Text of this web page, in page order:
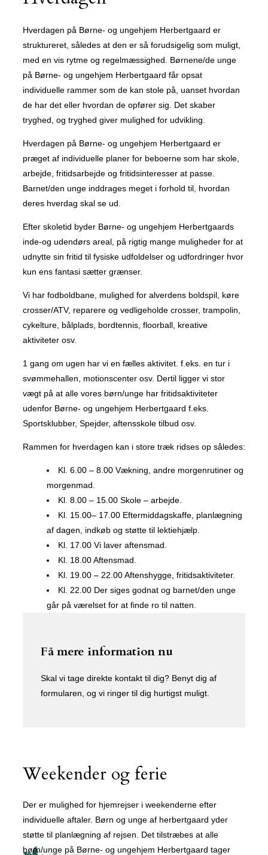
Hverdagen på Børne- og ungehjem Herbertgaard er
struktureret, således at den er så forudsigelig som muligt,
med en vis rytme og regelmæssighed. Børnene/de unge
på Børne- og ungehjem Herbertgaard får opsat
individuelle rammer som de kan stole på, uanset hvordan
de har det eller hvordan de opfører sig. Det skaber
tryghed, og tryghed giver mulighed for udvikling.
Hverdagen på Børne- og ungehjem Herbertgaard er
præget af individuelle planer for beboerne som har skole,
arbejde, fritidsarbejde og fritidsinteresser at passe.
Barnet/den unge inddrages meget i forhold til, hvordan
deres hverdag skal se ud.
Efter skoletid byder Børne- og ungehjem Herbertgaards
inde-og udendørs areal, på rigtig mange muligheder for at
udnytte sin fritid til fysiske udfoldelser og udfordringer hvor
kun ens fantasi sætter grænser.
Vi har fodboldbane, mulighed for alverdens boldspil, køre
crosser/ATV, reparere og vedligeholde crosser, trampolin,
cykelture, bålplads, bordtennis, floorball, kreative
aktiviteter osv.
1 gang om ugen har vi en fælles aktivitet. f.eks. en tur i
svømmehallen, motionscenter osv. Dertil ligger vi stor
vægt på at alle vores børn/unge har fritidsaktiviteter
udenfor Børne- og ungehjem Herbertgaard f.eks.
Sportsklubber, Spejder, aftensskole tilbud osv.
Rammen for hverdagen kan i store træk ridses op således:
Kl. 6.00 – 8.00 Vækning, andre morgenrutiner og
morgenmad.
Kl. 8.00 – 15.00 Skole – arbejde.
Kl. 15.00– 17.00 Eftermiddagskaffe, planlægning
af dagen, indkøb og støtte til lektiehjælp.
Kl. 17.00 Vi laver aftensmad.
Kl. 18.00 Aftensmad.
Kl. 19.00 – 22.00 Aftenshygge, fritidsaktiviteter.
Kl. 22.00 Der siges godnat og barnet/den unge
går på værelset for at finde ro til natten.
Få mere information nu
Skal vi tage direkte kontakt til dig? Benyt dig af
formularen, og vi ringer til dig hurtigst muligt.
Weekender og ferie
Der er mulighed for hjemrejser i weekenderne efter
individuelle aftaler. Børn og unge af herbertgaard yder
støtte til planlægning af rejsen. Det tilstræbes at alle
børn/unge på Børne- og ungehjem Herbertgaard tager